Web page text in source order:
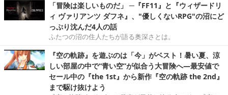
「冒険は楽しいものだ」 ─『FF11』と『ウィザードリ
ィ ヴァリアンツ ダフネ』、"優しくないRPG"の沼にど
っぷり沈んだ4人の話
ふたつの沼の住人たちが語る奥深さとは。
『空の軌跡』を遊ぶのは「今」がベスト！暑い夏、涼
しい部屋の中で“青い空”が似合う大冒険へ―最安値で
セール中の『the 1st』から新作『空の軌跡 the 2nd』
まで駆け抜けよう